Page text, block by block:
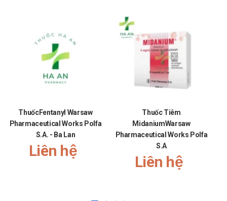
ThuốcFentanyl Warsaw
Pharmaceutical Works Polfa
S.A. - Ba Lan
Liên hệ
Thuốc Tiêm
MidaniumWarsaw
Pharmaceutical Works Polfa
S.A
Liên hệ